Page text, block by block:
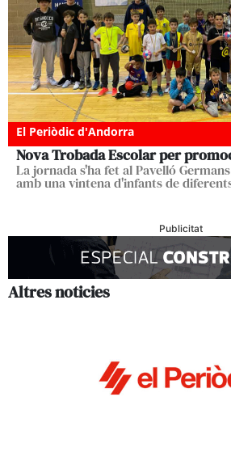
El Periòdic d'Andorra
Nova Trobada Escolar per
La jornada s'ha fet al Pavelló
amb una vintena d'infants de
Publicitat
Altres noticies